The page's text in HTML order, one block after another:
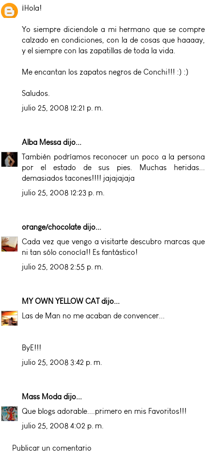
¡Hola!
Yo siempre diciendole a mi hermano que se compre
calzado en condiciones, con la de cosas que haaaay,
y el siempre con las zapatillas de toda la vida.
Me encantan los zapatos negros de Conchi!!! :) :)
Saludos.
julio 25, 2008 12:21 p. m.
Alba Messa dijo...
También podríamos reconocer un poco a la persona
por el estado de sus pies. Muchas heridas...
demasiados tacones!!!! jajajajaja
julio 25, 2008 12:23 p. m.
orange/chocolatedijo...
Cada vez que vengo a visitarte descubro marcas que
ni tan sólo conocía!! Es fantástico!
julio 25, 2008 2:55 p. m.
MY OWN YELLOW CATdijo...
Las de Man no me acaban de convencer...
ByE!!!
julio 25, 2008 3:42 p. m.
Mass Moda dijo...
Que blogs adorable....primero en mis Favoritos!!!
julio 25, 2008 4:02 p. m.
Publicar un comentario